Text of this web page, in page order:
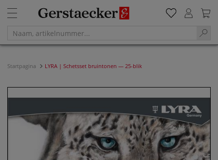
Startpagina LYRA | Schetsset bruintonen — 25-blik